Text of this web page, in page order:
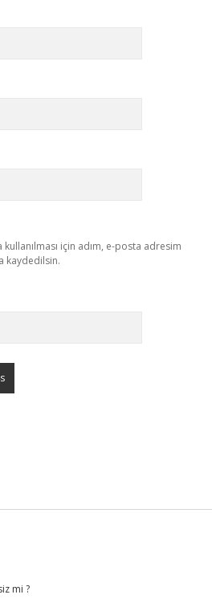
için adım, e-posta adresim
kaydedilsin.
mi ?